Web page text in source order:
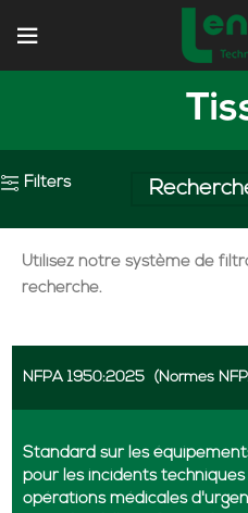
Filters
Utilisez notre système de
recherche.
NFPA 1950:2025 (Normes
Standard sur les
pour les incidents
opérations médicales